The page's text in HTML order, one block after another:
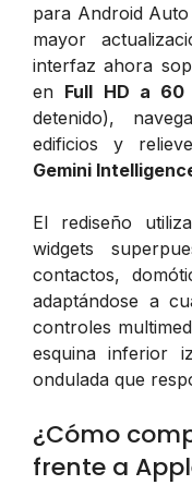
para Android
mayor
interfaz ahora
en Full HD a 60
detenido),
edificios y
Gemini
El rediseño
widgets
contactos,
adaptándose a
controles
esquina inferior
ondulada que
¿Cómo
frente a